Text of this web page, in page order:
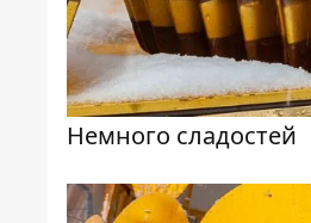
Немного сладостей